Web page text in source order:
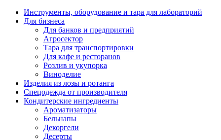
Инструменты, оборудование и тара для лабораторий
Для бизнеса
Для банков и предприятий
Агросектор
Тара для транспортировки
Для кафе и ресторанов
Розлив и укупорка
Виноделие
Изделия из лозы и ротанга
Спецодежда от производителя
Кондитерские ингредиенты
Ароматизаторы
Бельнапы
Декоргели
Десерты